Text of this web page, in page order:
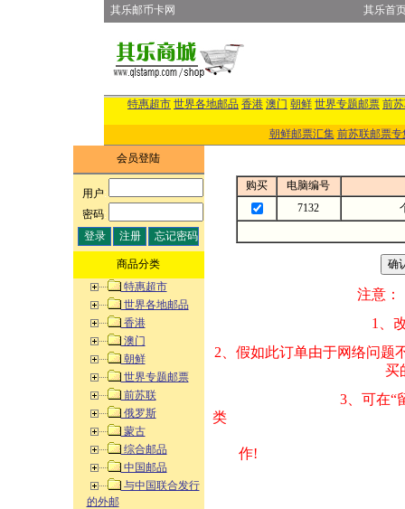
其乐邮币卡网 其乐首
特惠超市 世界各地邮品 香港 澳门 朝鲜 世界专题邮票 前
朝鲜邮票汇集 前苏联邮票专
会员登陆
用户:
密码:
商品分类
特惠超市
世界各地邮品
香港
澳门
朝鲜
世界专题邮票
前苏联
俄罗斯
蒙古
综合邮品
中国邮品
与中国联合发行
的外邮
购买
电脑编号
7132
注意：
1、改变商品数量
2、假如此订单由
买的邮品的“
3、可在“
类 方式告之
作!